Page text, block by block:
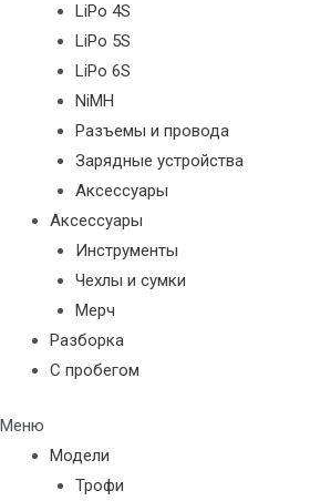
LiPo 4S
LiPo 5S
LiPo 6S
NiMH
Разъемы и провода
Зарядные устройства
Аксессуары
Аксессуары
Инструменты
Чехлы и сумки
Мерч
Разборка
С пробегом
Меню
Модели
Трофи